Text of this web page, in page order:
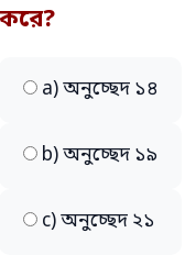
করে?
a) অনুচ্ছেদ ১৪
b) অনুচ্ছেদ ১৯
c) অনুচ্ছেদ ২১